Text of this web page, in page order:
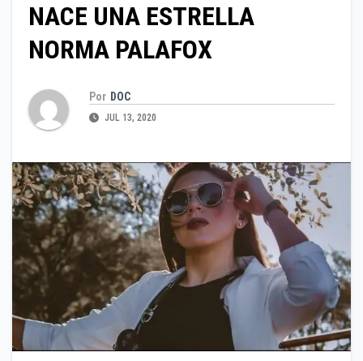
NACE UNA ESTRELLA
NORMA PALAFOX
Por DOC
JUL 13, 2020